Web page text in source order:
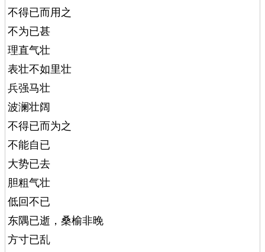
不得已而用之
不为已甚
理直气壮
表壮不如里壮
兵强马壮
波澜壮阔
不得已而为之
不能自已
大势已去
胆粗气壮
低回不已
东隅已逝，桑榆非晚
方寸已乱